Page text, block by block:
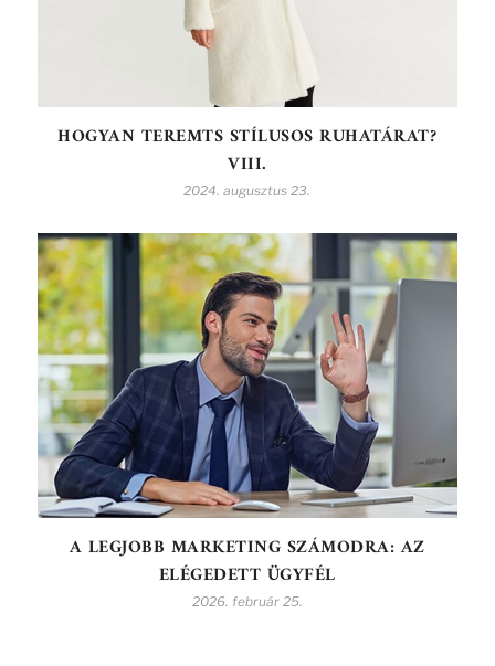
HOGYAN TEREMTS STÍLUSOS RUHATÁRAT?
VIII.
2024. augusztus 23.
A LEGJOBB MARKETING SZÁMODRA: AZ
ELÉGEDETT ÜGYFÉL
2026. február 25.